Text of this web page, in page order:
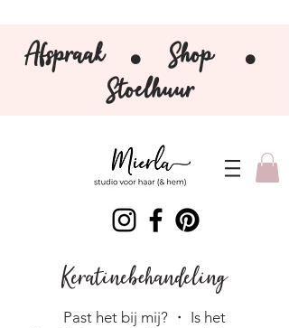
Afspraak ⚫️ Shop ⚫️
Stoelhuur
Keratinebehandeling
Past het bij mij? ・ Is het